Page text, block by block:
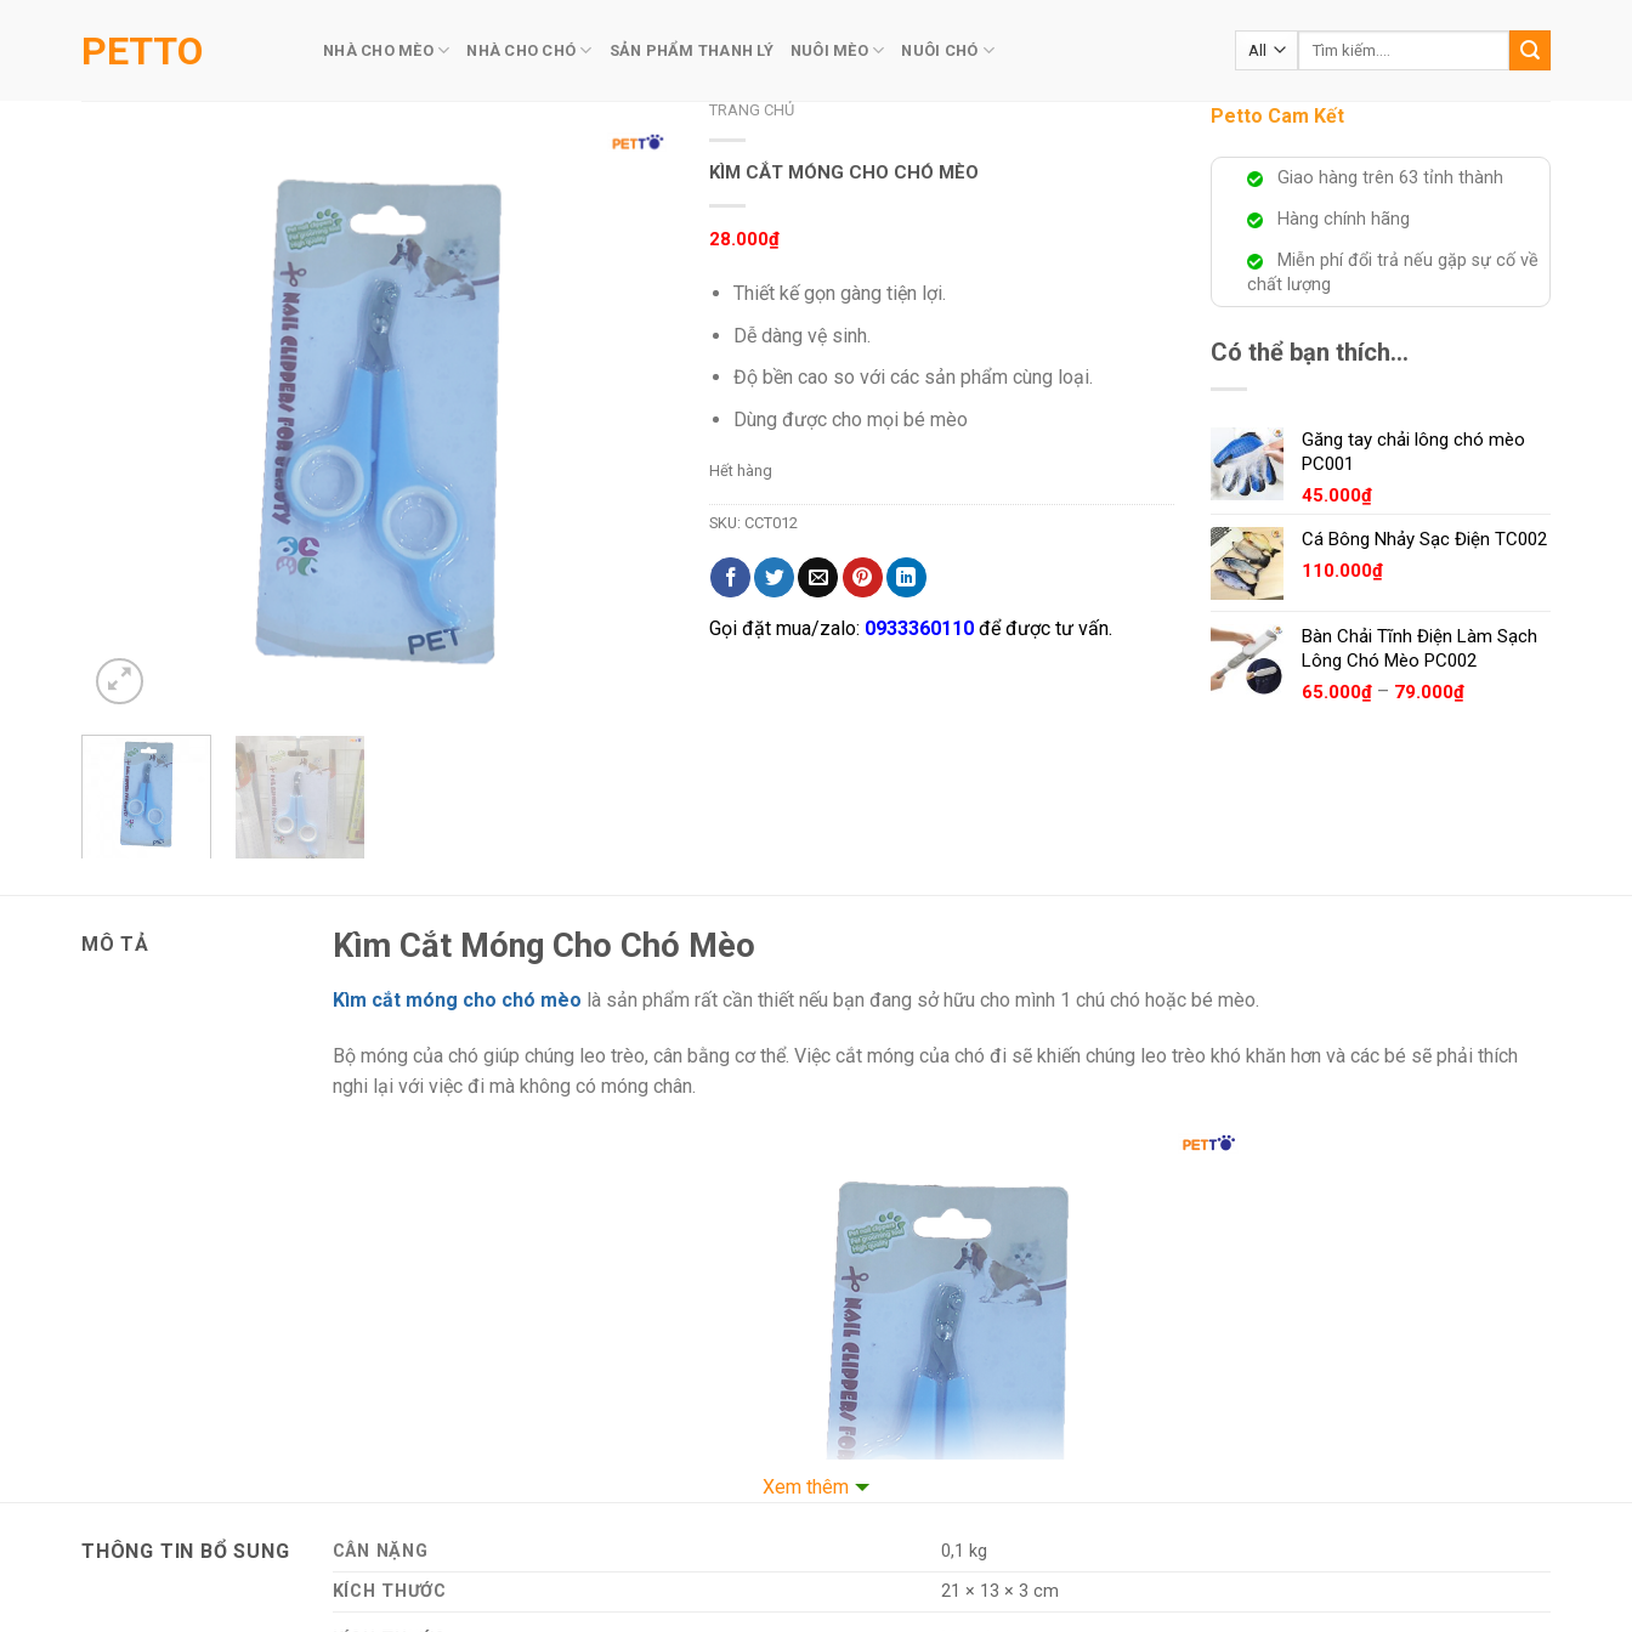
PETTO NHÀ CHO MÈO NHÀ CHO CHÓ SẢN PHẨM THANH LÝ NUÔI MÈO NUÔI CHÓ
Tìm
TRANG CHỦ
KÌM CẮT MÓNG CHO CHÓ MÈO
28.000₫
Thiết kế gọn gàng tiện lợi.
Dễ dàng vệ sinh.
Độ bền cao so với các sản phẩm cùng loại.
Dùng được cho mọi bé mèo
Hết hàng
SKU: CCT012
Gọi đặt mua/zalo: 0933360110để được tư vấn.
Petto Cam Kết
Giao hàng trên 63 tỉnh thành
Hàng chính hãng
Miễn phí đổi trả nếu gặp sự cố về
chất lượng
Có thể bạn thích…
Găng tay chải lông chó mèo
PC001
45.000₫
Cá Bông Nhảy Sạc Điện TC002
110.000₫
Bàn Chải Tĩnh Điện Làm Sạch
Lông Chó Mèo PC002
65.000₫ – 79.000₫Khoảng
MÔ TẢ Kìm Cắt Móng Cho Chó Mèo
Kìm cắt móng cho chó mèo là sản phẩm rất cần thiết nếu bạn đang sở hữu cho mình 1 chú chó hoặc bé mèo.
Bộ móng của chó giúp chúng leo trèo, cân bằng cơ thể. Việc cắt móng của chó đi sẽ khiến chúng leo trèo khó khăn hơn và các bé sẽ phải thích
nghi lại với việc đi mà không có móng chân.
Xem thêm
THÔNG TIN BỔ SUNG CÂN NẶNG
0,1 kg
KÍCH THƯỚC
21 × 13 × 3 cm